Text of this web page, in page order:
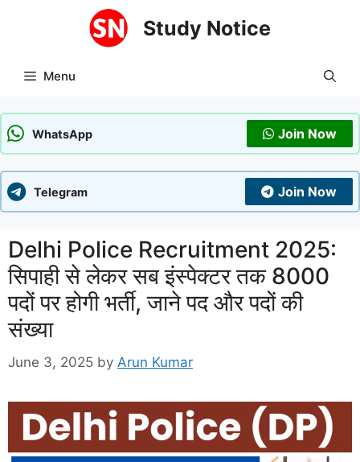
Study Notice
Menu
WhatsApp Join Now
Telegram Join Now
Delhi Police Recruitment 2025:
सिपाही से लेकर सब इंस्पेक्टर तक 8000
पदों पर होगी भर्ती, जाने पद और पदों की
संख्या
June 3, 2025 by Arun Kumar